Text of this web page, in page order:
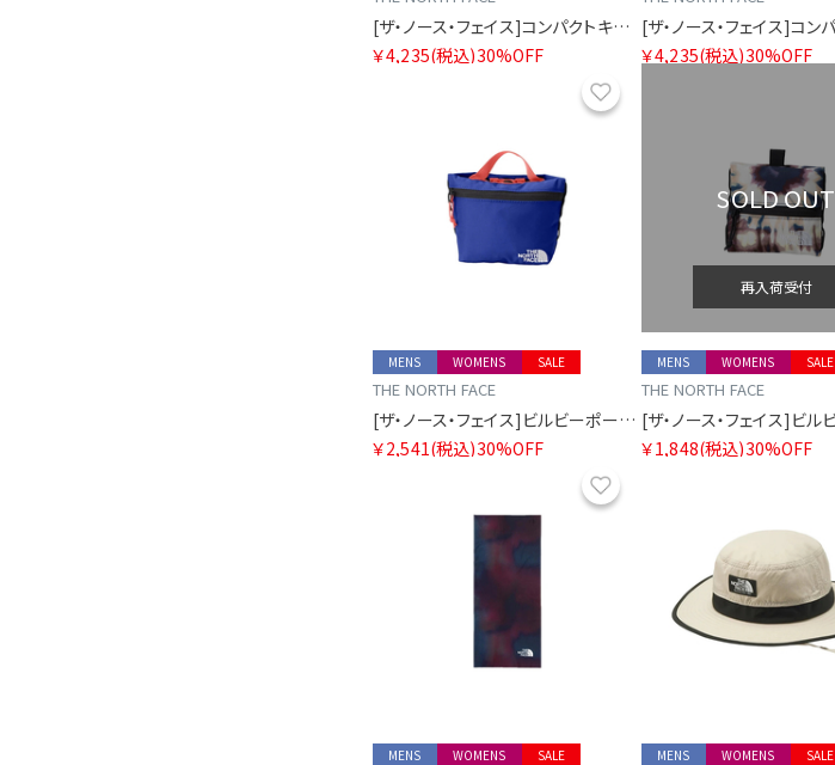
[ザ・ノース・フェイス]コンパクトキャップ
￥4,235(税込)30%OFF
￥4,235(税込)30%OFF
SALE
MENS WOMENS
THE NORTH FACE
[ザ・ノース・フェイス]ビルビーポーチM
￥2,541(税込)30%OFF
SOLD OUT
再入荷受付
SALE
MENS WOMENS
THE NORTH FACE
￥1,848(税込)30%OFF
SALE
MENS WOMENS SALE
MENS WOMENS